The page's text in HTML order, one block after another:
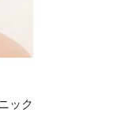
ック